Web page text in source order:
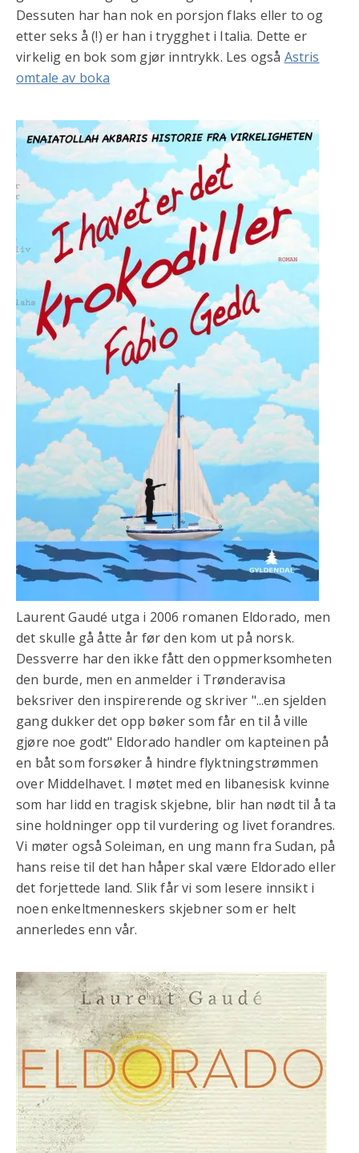
Dessuten har han nok en porsjon flaks eller to og
etter seks å (!) er han i trygghet i Italia. Dette er
virkelig en bok som gjør inntrykk. Les også Astris
omtale av boka
Laurent Gaudé utga i 2006 romanen Eldorado, men
det skulle gå åtte år før den kom ut på norsk.
Dessverre har den ikke fått den oppmerksomheten
den burde, men en anmelder i Trønderavisa
beksriver den inspirerende og skriver "...en sjelden
gang dukker det opp bøker som får en til å ville
gjøre noe godt" Eldorado handler om kapteinen på
en båt som forsøker å hindre flyktningstrømmen
over Middelhavet. I møtet med en libanesisk kvinne
som har lidd en tragisk skjebne, blir han nødt til å ta
sine holdninger opp til vurdering og livet forandres.
Vi møter også Soleiman, en ung mann fra Sudan, på
hans reise til det han håper skal være Eldorado eller
det forjettede land. Slik får vi som lesere innsikt i
noen enkeltmenneskers skjebner som er helt
annerledes enn vår.